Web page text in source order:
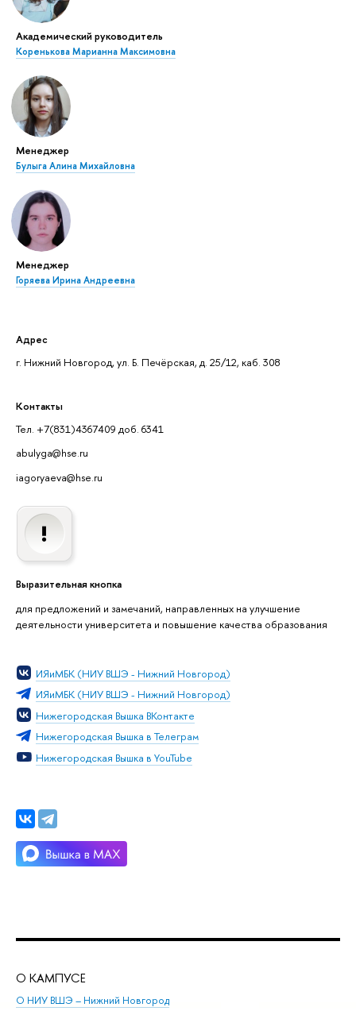
Академический руководитель
Коренькова Марианна Максимовна
Менеджер
Булыга Алина Михайловна
Менеджер
Горяева Ирина Андреевна
Адрес
г. Нижний Новгород, ул. Б. Печёрская, д. 25/12, каб. 308
Контакты
Тел. +7(831)4367409 доб. 6341
abulyga@hse.ru
iagoryaeva@hse.ru
Выразительная кнопка
для предложений и замечаний, направленных на улучшение
деятельности университета и повышение качества образования
ИЯиМБК (НИУ ВШЭ - Нижний Новгород)
ИЯиМБК (НИУ ВШЭ - Нижний Новгород)
Нижегородская Вышка ВКонтакте
Нижегородская Вышка в Телеграм
Нижегородская Вышка в YouTube
О КАМПУСЕ
О НИУ ВШЭ – Нижний Новгород